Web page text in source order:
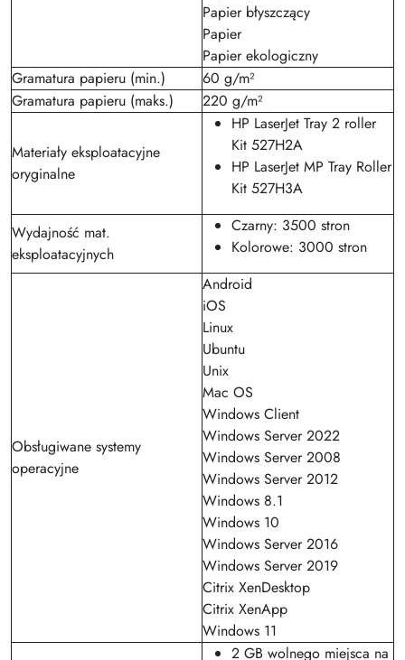
Papier błyszczący
Papier
Papier ekologiczny
Gramatura papieru (min.)
60 g/m²
Gramatura papieru (maks.)
220 g/m²
Materiały eksploatacyjne
oryginalne
HP LaserJet Tray 2 roller
Kit 527H2A
HP LaserJet MP Tray Roller
Kit 527H3A
Wydajność mat.
eksploatacyjnych
Czarny: 3500 stron
Kolorowe: 3000 stron
Obsługiwane systemy
operacyjne
Android
iOS
Linux
Ubuntu
Unix
Mac OS
Windows Client
Windows Server 2022
Windows Server 2008
Windows Server 2012
Windows 8.1
Windows 10
Windows Server 2016
Windows Server 2019
Citrix XenDesktop
Citrix XenApp
Windows 11
2 GB wolnego miejsca na